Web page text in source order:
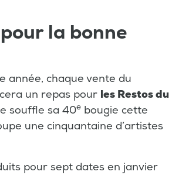
la bonne
année, chaque vente du
un repas pour les Restos du
souffle sa 40e bougie cette
une cinquantaine d’artistes
pour sept dates en janvier